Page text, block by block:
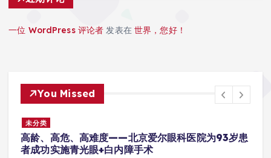
一位 WordPress 评论者 发表在世界，您好！
You Missed
未分类
高龄、高危、高难度——北京爱尔眼科医院为93岁患
者成功实施青光眼+白内障手术